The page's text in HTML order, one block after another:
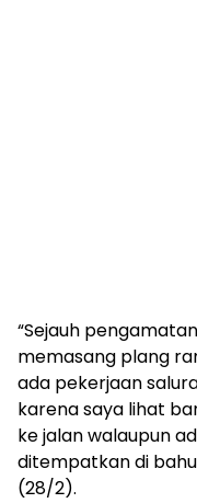
“Sejauh
memasang plang
ada pekerjaan
karena saya lihat
ke jalan walaupun
ditempatkan di bahu
(28/2).